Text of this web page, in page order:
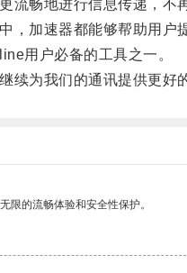
畅地进行信息传递，不再
加速器都能够帮助用户
用户必备的工具之一。
为我们的通讯提供更好的
限的流畅体验和安全性保护。